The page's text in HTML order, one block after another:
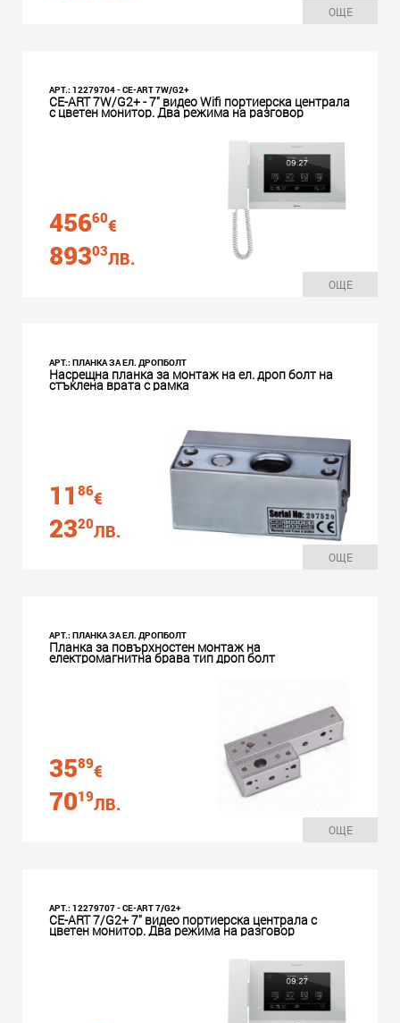
ОЩЕ
АРТ.: 12279704 - CE-ART 7W/G2+
CE-ART 7W/G2+ - 7" видео Wifi портиерска централа
с цветен монитор. Два режима на разговор
45660€
89303ЛВ.
ОЩЕ
АРТ.: ПЛАНКА ЗА ЕЛ. ДРОПБОЛТ
Насрещна планка за монтаж на ел. дроп болт на
стъклена врата с рамка
11 86€
2320ЛВ.
ОЩЕ
АРТ.: ПЛАНКА ЗА ЕЛ. ДРОПБОЛТ
Планка за повърхностен монтаж на
електромагнитна брава тип дроп болт
3589€
7019ЛВ.
ОЩЕ
АРТ.: 12279707 - CE-ART 7/G2+
CE-ART 7/G2+ 7" видео портиерска централа с
цветен монитор. Два режима на разговор